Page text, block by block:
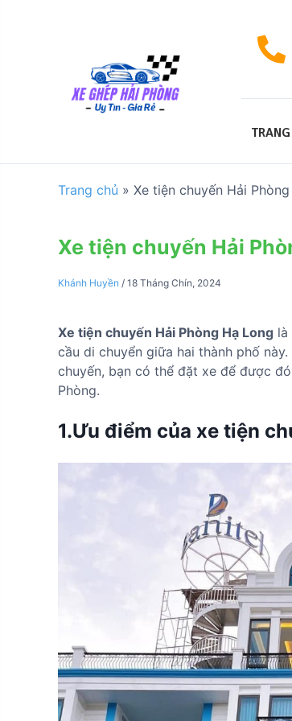
n
Trang chủ » Xe tiện chuyến Hải
Xe tiện chuyến Hải
Khánh Huyền / 18 Tháng Chín, 2024
Xe tiện chuyến Hải Phòng Hạ Long là
cầu di chuyển giữa hai thành phố
chuyến, bạn có thể đặt xe để được
Phòng.
1.Ưu điểm của xe tiện